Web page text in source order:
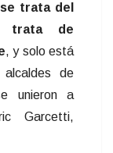
trata del
trata de
, y solo está
de
unieron a
Garcetti,